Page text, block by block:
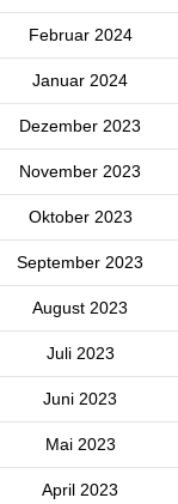
Februar 2024
Januar 2024
Dezember 2023
November 2023
Oktober 2023
September 2023
August 2023
Juli 2023
Juni 2023
Mai 2023
April 2023